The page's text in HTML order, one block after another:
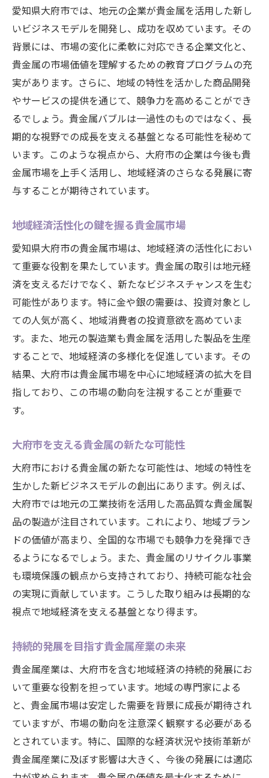
愛知県大府市では、地元の企業が貴金属を活用した新し
いビジネスモデルを開発し、成功を収めています。その
背景には、市場の変化に柔軟に対応できる企業文化と、
貴金属の市場価値を理解するための教育プログラムの充
実があります。さらに、地域の特性を活かした商品開発
やサービスの提供を通じて、競争力を高めることができ
るでしょう。貴金属バブルは一過性のものではなく、長
期的な視野での成長を支える基盤となる可能性を秘めて
います。このような視点から、大府市の企業は今後も貴
金属市場を上手く活用し、地域経済のさらなる発展に寄
与することが期待されています。
地域経済活性化の鍵を握る貴金属市場
愛知県大府市の貴金属市場は、地域経済の活性化におい
て重要な役割を果たしています。貴金属の取引は地元経
済を支えるだけでなく、新たなビジネスチャンスを生む
可能性があります。特に金や銀の需要は、投資対象とし
ての人気が高く、地域消費者の投資意欲を高めていま
す。また、地元の製造業も貴金属を活用した製品を生産
することで、地域経済の多様化を促進しています。その
結果、大府市は貴金属市場を中心に地域経済の拡大を目
指しており、この市場の動向を注視することが重要で
す。
大府市を支える貴金属の新たな可能性
大府市における貴金属の新たな可能性は、地域の特性を
生かした新ビジネスモデルの創出にあります。例えば、
大府市では地元の工業技術を活用した高品質な貴金属製
品の製造が注目されています。これにより、地域ブラン
ドの価値が高まり、全国的な市場でも競争力を発揮でき
るようになるでしょう。また、貴金属のリサイクル事業
も環境保護の観点から支持されており、持続可能な社会
の実現に貢献しています。こうした取り組みは長期的な
視点で地域経済を支える基盤となり得ます。
持続的発展を目指す貴金属産業の未来
貴金属産業は、大府市を含む地域経済の持続的発展にお
いて重要な役割を担っています。地域の専門家による
と、貴金属市場は安定した需要を背景に成長が期待され
ていますが、市場の動向を注意深く観察する必要がある
とされています。特に、国際的な経済状況や技術革新が
貴金属産業に及ぼす影響は大きく、今後の発展には適応